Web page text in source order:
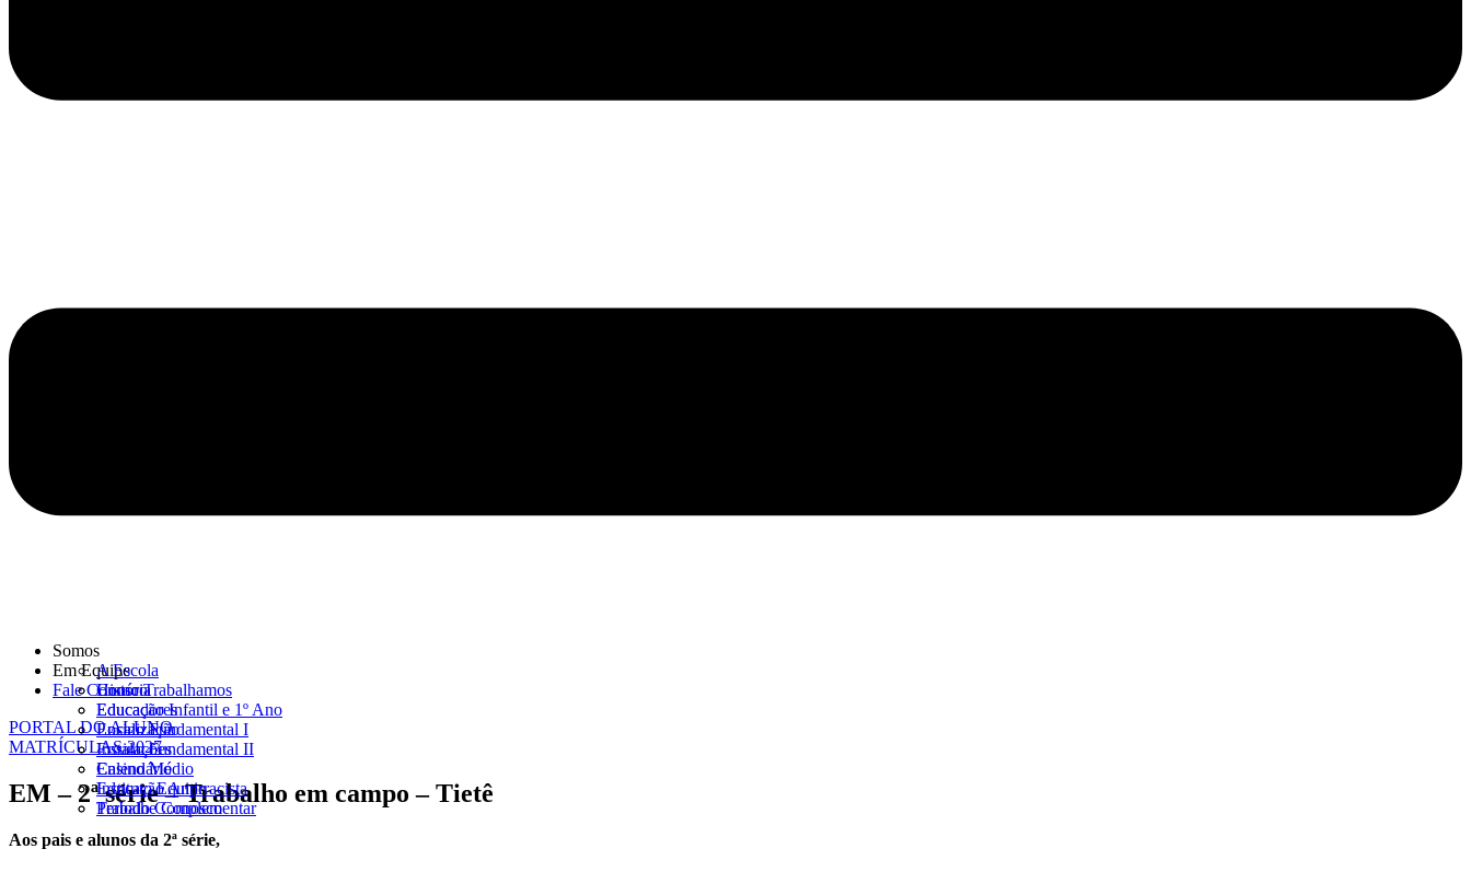
Somos
A Escola
História
Educadores
Localização
Instalações
Calendário
Instituto Equipe
Trabalhe Conosco
Em Equipe
Como Trabalhamos
Educação Infantil e 1º Ano
Ensino Fundamental I
Ensino Fundamental II
Ensino Médio
Educação Antirracista
Período Complementar
Fale Conosco
PORTAL DO ALUNO
MATRÍCULAS 2027
EM – 2ª série – Trabalho em campo – Tietê
Aos pais e alunos da 2ª série,